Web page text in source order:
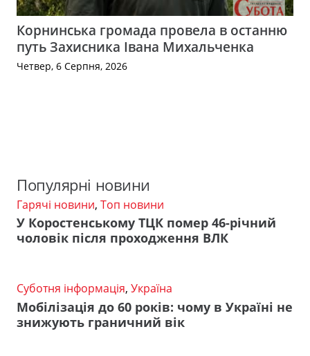
Корнинська громада провела в останню
путь Захисника Івана Михальченка
Четвер, 6 Серпня, 2026
Популярні новини
Гарячі новини, Топ новини
У Коростенському ТЦК помер 46-річний
чоловік після проходження ВЛК
Суботня інформація, Україна
Мобілізація до 60 років: чому в Україні не
знижують граничний вік